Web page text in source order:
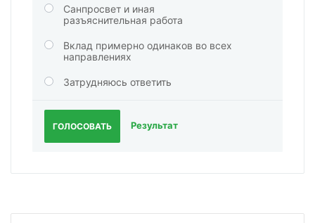
Санпросвет и иная
разъяснительная работа
Вклад примерно одинаков во всех
направлениях
Затрудняюсь ответить
ГОЛОСОВАТЬ Результат